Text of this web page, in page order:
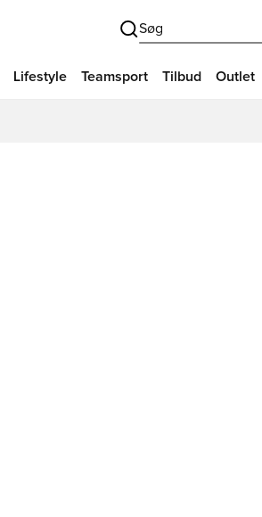
Søg
Lifestyle Teamsport Tilbud Outlet